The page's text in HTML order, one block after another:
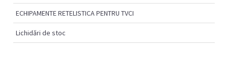
ECHIPAMENTE RETELISTICA PENTRU TVCI
Lichidări de stoc